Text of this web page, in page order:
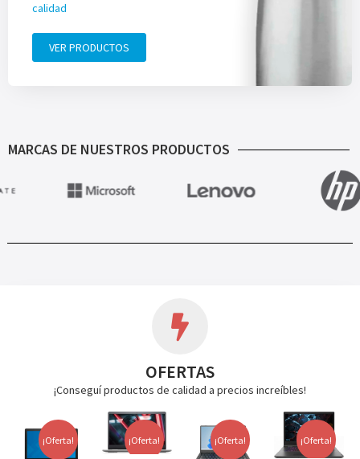
calidad
VER PRODUCTOS
MARCAS DE NUESTROS PRODUCTOS
OFERTAS
¡Conseguí productos de calidad a precios increíbles!
¡Oferta! ¡Oferta! ¡Oferta! ¡Oferta!